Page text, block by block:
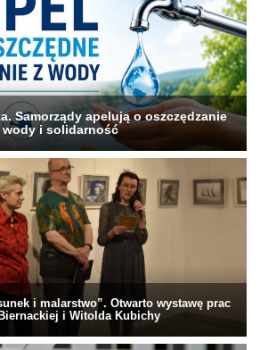
Samorządy apelują o oszczędzanie
wody i solidarność
i malarstwo”. Otwarto wystawę prac
i Witolda Kubichy